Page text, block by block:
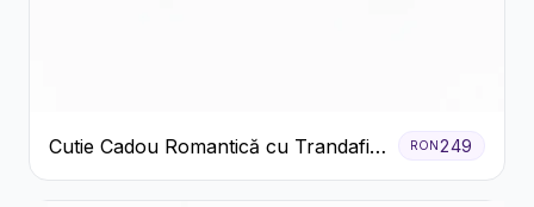
Cutie Cadou Romantică cu Trandafiri
Șampanie și Lumânare
RON 249